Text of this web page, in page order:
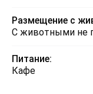
Размещение с
С животными не
Питание:
Кафе